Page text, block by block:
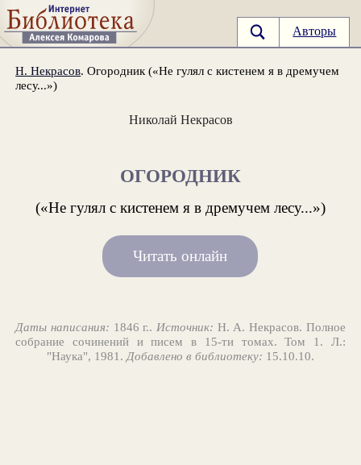
Авторы
Н. Некрасов. Огородник («Не гулял с кистенем я в дремучем
лесу...»)
Николай Некрасов
ОГОРОДНИК
(«Не гулял с кистенем я в дремучем лесу...»)
Читать онлайн
Даты написания: 1846 г.. Источник: Н. А. Некрасов. Полное
собрание сочинений и писем в 15-ти томах. Том 1. Л.:
"Наука", 1981. Добавлено в библиотеку: 15.10.10.